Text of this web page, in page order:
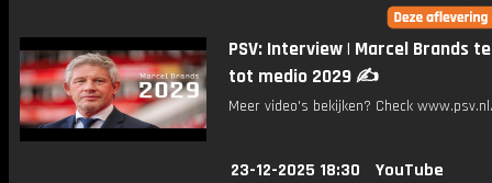
PSV: Interview | Marcel Brands
tot medio 2029 ✍️
Meer video's bekijken? Check
23-12-2025 18:30
YouTube